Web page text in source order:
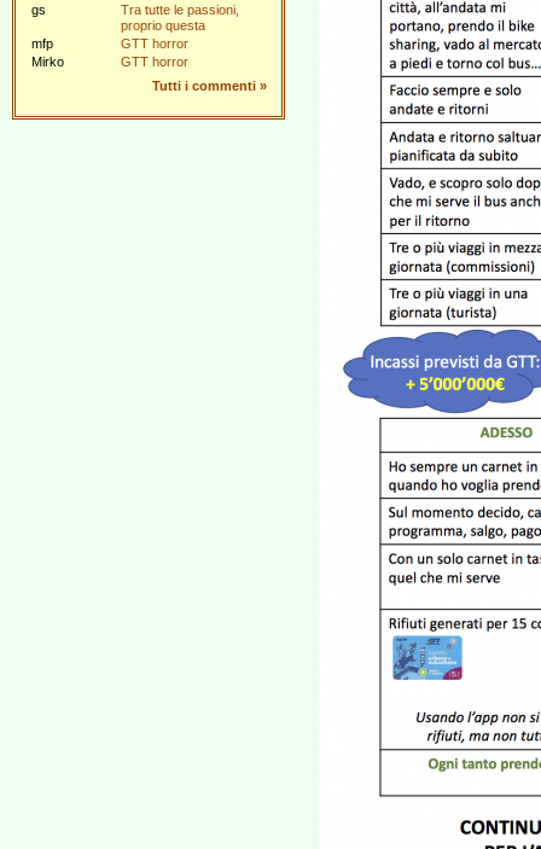
gs
Tra tutte le passioni,
proprio questa
mfp
GTT horror
Mirko
GTT horror
Tutti i commenti »